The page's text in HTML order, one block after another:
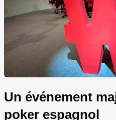
Un événement
poker espagnol